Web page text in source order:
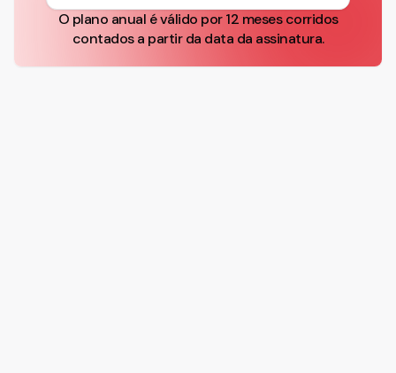
O plano anual é válido por 12 meses corridos
contados a partir da data da assinatura.